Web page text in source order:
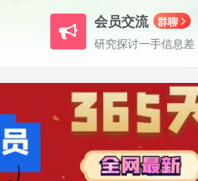
会员交流 群聊
研究探讨一手信息差